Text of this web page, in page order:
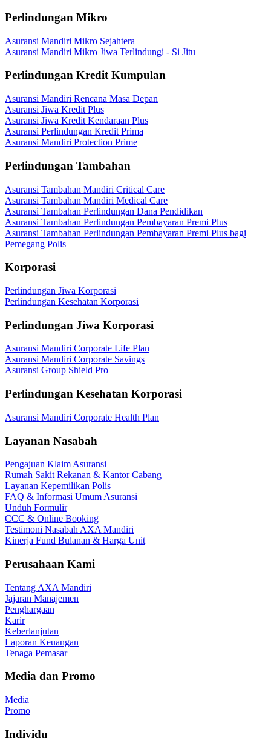
Perlindungan Mikro
Asuransi Mandiri Mikro Sejahtera
Asuransi Mandiri Mikro Jiwa Terlindungi - Si Jitu
Perlindungan Kredit Kumpulan
Asuransi Mandiri Rencana Masa Depan
Asuransi Jiwa Kredit Plus
Asuransi Jiwa Kredit Kendaraan Plus
Asuransi Perlindungan Kredit Prima
Asuransi Mandiri Protection Prime
Perlindungan Tambahan
Asuransi Tambahan Mandiri Critical Care
Asuransi Tambahan Mandiri Medical Care
Asuransi Tambahan Perlindungan Dana Pendidikan
Asuransi Tambahan Perlindungan Pembayaran Premi Plus
Asuransi Tambahan Perlindungan Pembayaran Premi Plus bagi
Pemegang Polis
Korporasi
Perlindungan Jiwa Korporasi
Perlindungan Kesehatan Korporasi
Perlindungan Jiwa Korporasi
Asuransi Mandiri Corporate Life Plan
Asuransi Mandiri Corporate Savings
Asuransi Group Shield Pro
Perlindungan Kesehatan Korporasi
Asuransi Mandiri Corporate Health Plan
Layanan Nasabah
Pengajuan Klaim Asuransi
Rumah Sakit Rekanan & Kantor Cabang
Layanan Kepemilikan Polis
FAQ & Informasi Umum Asuransi
Unduh Formulir
CCC & Online Booking
Testimoni Nasabah AXA Mandiri
Kinerja Fund Bulanan & Harga Unit
Perusahaan Kami
Tentang AXA Mandiri
Jajaran Manajemen
Penghargaan
Karir
Keberlanjutan
Laporan Keuangan
Tenaga Pemasar
Media dan Promo
Media
Promo
Individu